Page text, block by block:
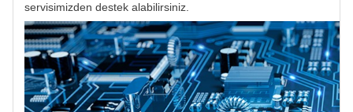
servisimizden destek alabilirsiniz.